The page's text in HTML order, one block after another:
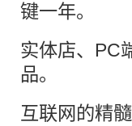
键一年。
实体店、PC
品。
互联网的精